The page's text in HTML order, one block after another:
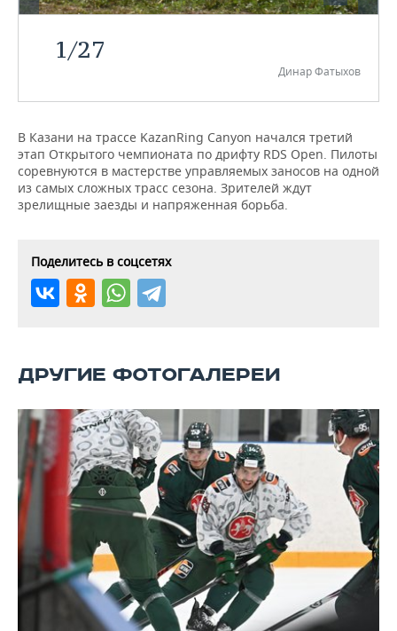
НЕФТЕХИМИЯ
НЕФТЬ
ТЕЛЕКОММУНИКАЦИИ
БИЗНЕС-БРАНЧИ
ONLINE-КОНФЕРЕНЦИИ
ФУТБОЛ
ХОККЕЙ
ВОЛЕЙБОЛ
ХОККЕЙ С МЯЧОМ
НОВОСТИ ОБЩЕСТВА
ВЛАСТЬ
ИСТОРИЯ
ПРОИСШЕСТВИЯ
ФОТОГАЛЕРЕЯ
СЮЖЕТЫ
СПИСОК ПЕРСОН
ПОЛНАЯ ВЕРСИЯ
1/27
Динар Фатыхов
В Казани на трассе KazanRing Canyon начался третий
этап Открытого чемпионата по дрифту RDS Open. Пилоты
соревнуются в мастерстве управляемых заносов на одной
из самых сложных трасс сезона. Зрителей ждут
зрелищные заезды и напряженная борьба.
Поделитесь в соцсетях
ДРУГИЕ ФОТОГАЛЕРЕИ